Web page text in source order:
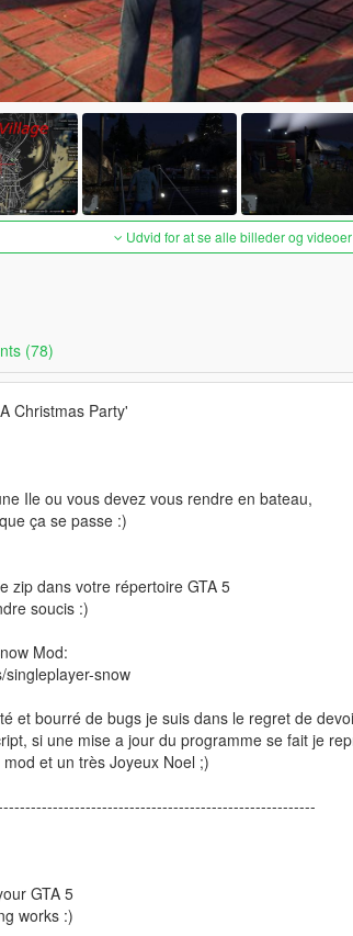
Udvid for at se alle billeder og videoer
(78)
Christmas Party'
Ile ou vous devez vous rendre en bateau,
ça se passe :)
zip dans votre répertoire GTA 5
soucis :)
Mod:
snow
et bourré de bugs je suis dans le regret de
si une mise a jour du programme se fait je
et un très Joyeux Noel ;)
GTA 5
works :)